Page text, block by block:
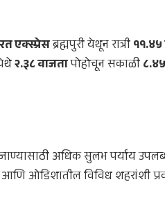
एक्स्प्रेसब्रह्मपुरी येथून रात्री
२.३८ वाजतापोहोचून सकाळी
अधिक सुलभ पर्याय
आणि ओडिशातील विविध